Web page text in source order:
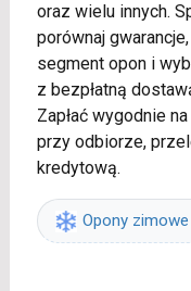
oraz wielu innych.
porównaj
segment opon i
z bezpłatną
Zapłać wygodnie
przy odbiorze,
kredytową.
Opony